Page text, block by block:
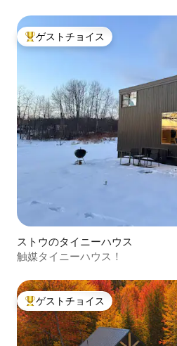
大好評のゲストチョイスです。
ゲストチョイス
ストウのタイニーハウス
触媒タイニーハウス！
大好評のゲストチョイスです。
ゲストチョイス